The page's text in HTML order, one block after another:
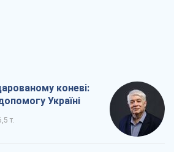
коневі:
Україні
т.